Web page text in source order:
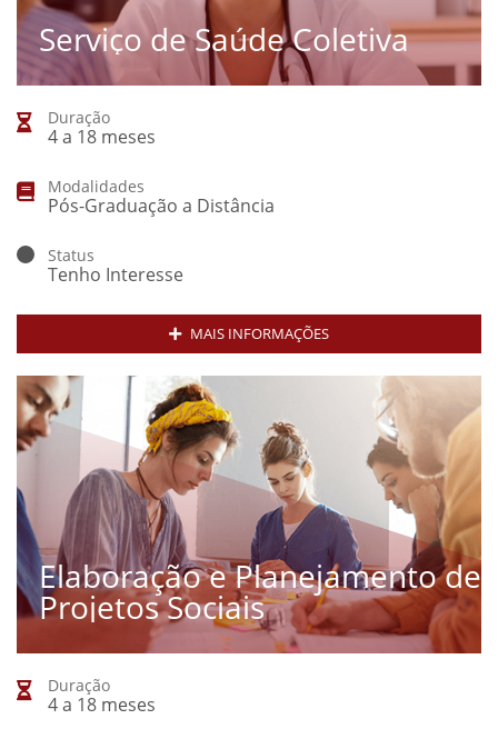
Serviço de Saúde Coletiva
Duração
4 a 18 meses
Modalidades
Pós-Graduação a Distância
Status
Tenho Interesse
MAIS INFORMAÇÕES
Elaboração e Planejamento de
Projetos Sociais
Duração
4 a 18 meses